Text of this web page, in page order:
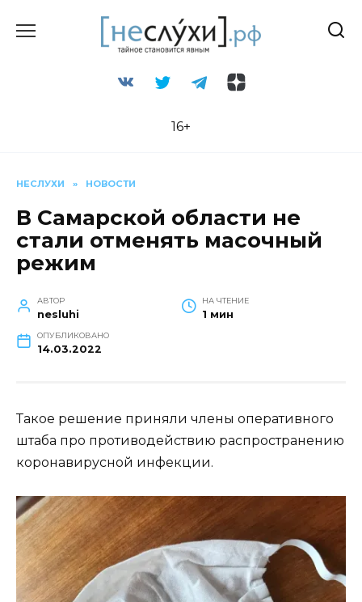
16+
НЕСЛУХИ » НОВОСТИ
В Самарской области не
стали отменять масочный
режим
АВТОР
nesluhi
НА ЧТЕНИЕ
1 мин
ОПУБЛИКОВАНО
14.03.2022
Такое решение приняли члены оперативного
штаба про противодействию распространению
коронавирусной инфекции.